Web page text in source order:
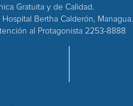
Gratuita y de Calidad.
Bertha Calderón, Managua.
al Protagonista 2253-8888